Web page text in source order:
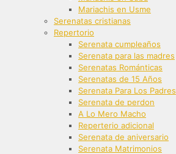
Mariachis en Usme
Serenatas cristianas
Repertorio
Serenata cumpleaños
Serenata para las madres
Serenatas Románticas
Serenatas de 15 Años
Serenata Para Los Padres
Serenata de perdon
A Lo Mero Macho
Reperterio adicional
Serenata de aniversario
Serenata Matrimonios